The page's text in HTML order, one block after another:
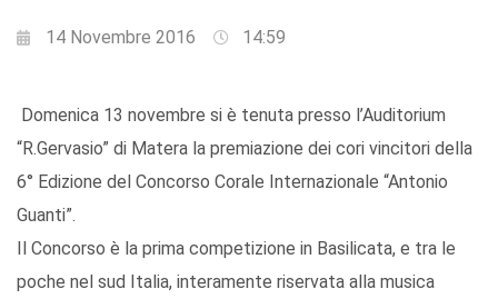
14 Novembre 2016 14:59
Domenica 13 novembre si è tenuta presso l’Auditorium
“R.Gervasio” di Matera la premiazione dei cori vincitori della
6° Edizione del Concorso Corale Internazionale “Antonio
Guanti”.
Il Concorso è la prima competizione in Basilicata, e tra le
poche nel sud Italia, interamente riservata alla musica